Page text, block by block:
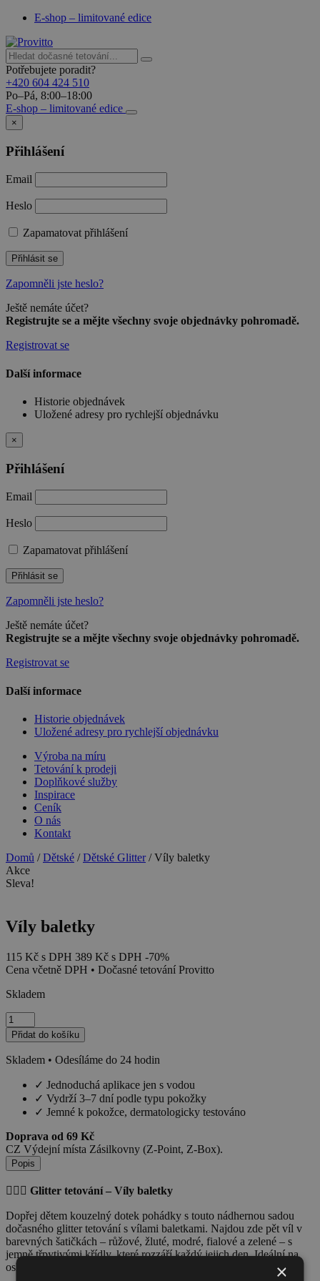
E-shop – limitované edice
Potřebujete poradit?
+420 604 424 510
Po–Pá, 8:00–18:00
E-shop – limitované edice
×
Přihlášení
Email
Heslo
Zapamatovat přihlášení
Přihlásit se
Zapomněli jste heslo?
Ještě nemáte účet?
Registrujte se a mějte všechny svoje objednávky pohromadě.
Registrovat se
Další informace
Historie objednávek
Uložené adresy pro rychlejší objednávku
×
Přihlášení
Email
Heslo
Zapamatovat přihlášení
Přihlásit se
Zapomněli jste heslo?
Ještě nemáte účet?
Registrujte se a mějte všechny svoje objednávky pohromadě.
Registrovat se
Další informace
Historie objednávek
Uložené adresy pro rychlejší objednávku
Výroba na míru
Tetování k prodeji
Doplňkové služby
Inspirace
Ceník
O nás
Kontakt
Domů /Dětské /Dětské Glitter/ Víly baletky
Akce
Sleva!
Víly baletky
115 Kč s DPH 389 Kč s DPH -70%
Cena včetně DPH • Dočasné tetování Provitto
Skladem
Víly
baletky
množství
Přidat do košíku
Skladem • Odesíláme do 24 hodin
✓ Jednoduchá aplikace jen s vodou
✓ Vydrží 3–7 dní podle typu pokožky
✓ Jemné k pokožce, dermatologicky testováno
Doprava od 69 Kč
CZ Výdejní místa Zásilkovny (Z-Point, Z-Box).
Popis
🧚‍♀️✨ Glitter tetování – Víly baletky
Dopřej dětem kouzelný dotek pohádky s touto nádhernou sadou
dočasného glitter tetování s vílami baletkami. Najdou zde pět víl v
barevných šatičkách – růžové, žluté, modré, fialové a zelené – s
jemně třpytivými křídly, které rozzáří každý jejich den. Ideální na
oslavy, školní akce, vystoupení nebo jen tak pro radost.
×